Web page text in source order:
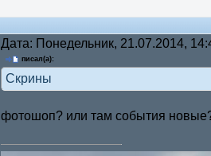
Дата: Понедельник, 21.07.2014,
писал(а):
Скрины
фотошоп? или там события